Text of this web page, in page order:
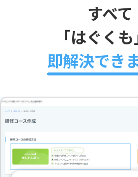
すべて
「はぐく
即解決でき